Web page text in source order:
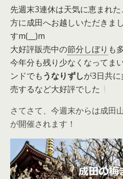
先週末3連休は天気に恵まれ
方に成田へお越しいただきま
すm(__)m
大好評販売中の節分しぼり も
今年分も残り少なくなってま
ンドでもうなりずしが3日共
売するなど大好評でした
さてさて、今週末からは成田
が開催されます！